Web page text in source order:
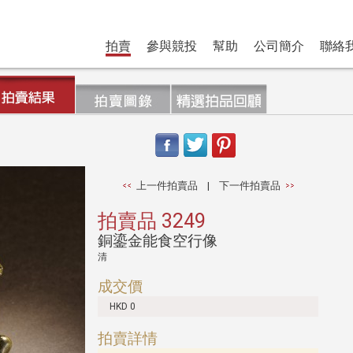
拍賣 參與競投 幫助 公司簡介 聯絡
上一件拍賣品 | 下一件拍賣品
拍賣品 3249
銅鎏金能食空行像
清
成交價
HKD 0
拍賣詳情